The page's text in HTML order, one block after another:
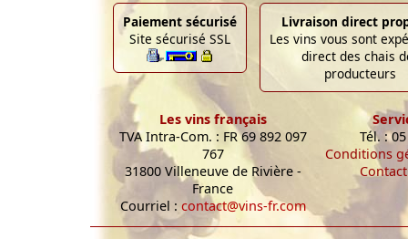
Paiement sécurisé
Site sécurisé SSL
Livraison direct
Les vins vous sont
direct des chais
producteurs
Les vins français
TVA Intra-Com. : FR 69 892 097
767
31800 Villeneuve de Rivière -
France
Courriel : contact@vins-fr.com
Tél. :
Conditions
Contact